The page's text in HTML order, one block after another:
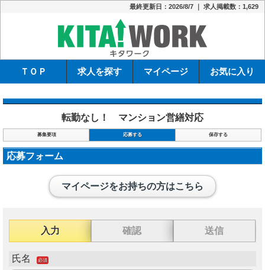
最終更新日：2026/8/7 ｜ 求人掲載数：1,629
ＴＯＰ 求人を探す マイページ お気に入り
転勤なし！ マンション営繕対応
募集要項 応募する 保存する
応募フォーム
マイページをお持ちの方はこちら
入力 確認 送信
氏名 必須